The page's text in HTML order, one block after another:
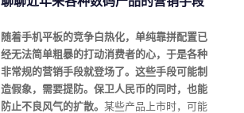
随着手机平板的竞争白热化，单纯靠拼配置已
经无法简单粗暴的打动消费者的心，于是各种
非常规的营销手段就登场了。这些手段可能制
造假象，需要提防。保卫人民币的同时，也能
防止不良风气的扩散。 某些产品上市时，可能